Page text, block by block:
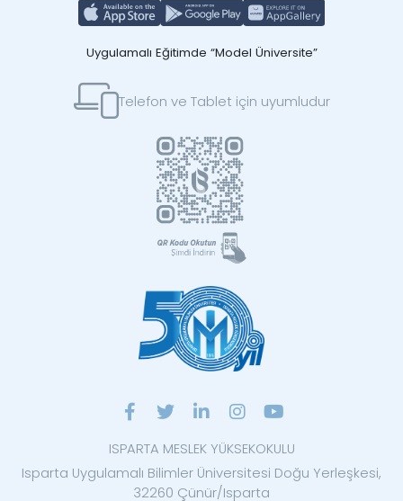
Uygulamalı Eğitimde “Model Üniversite”
Telefon ve Tablet için uyumludur
ISPARTA MESLEK YÜKSEKOKULU
Isparta Uygulamalı Bilimler Üniversitesi Doğu Yerleşkesi,
32260 Çünür/Isparta